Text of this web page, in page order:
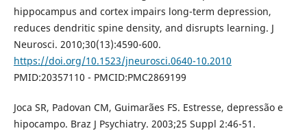
hippocampus and cortex impairs long-term depression,
reduces dendritic spine density, and disrupts learning. J
Neurosci. 2010;30(13):4590-600.
https://doi.org/10.1523/jneurosci.0640-10.2010
PMID:20357110 - PMCID:PMC2869199
Joca SR, Padovan CM, Guimarães FS. Estresse, depressão e
hipocampo. Braz J Psychiatry. 2003;25 Suppl 2:46-51.